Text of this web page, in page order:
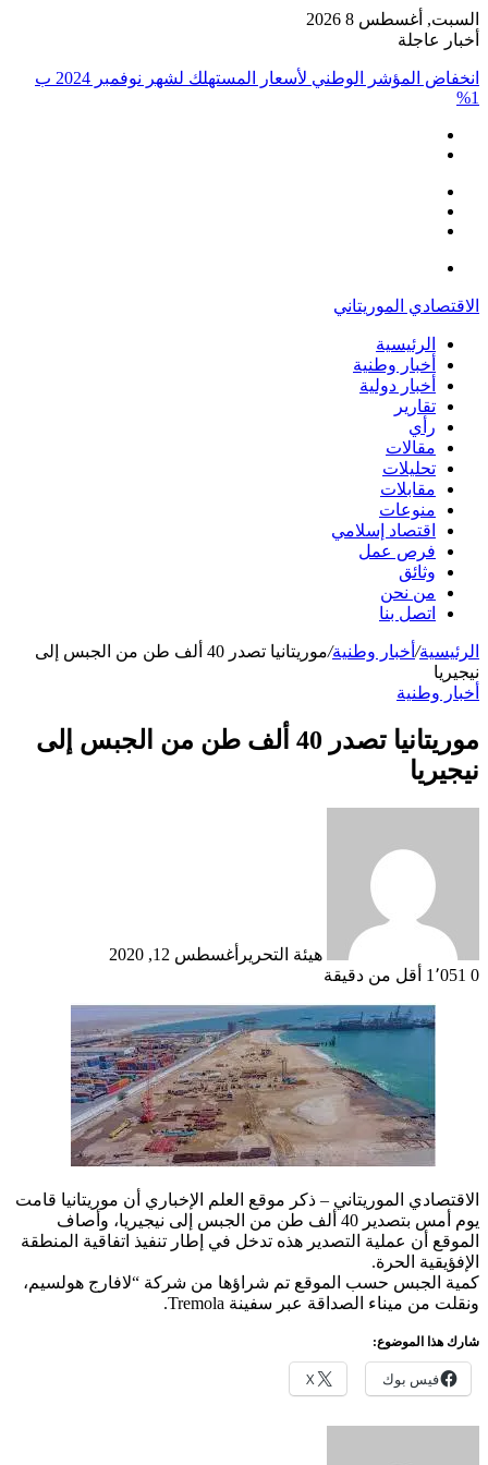
السبت, أغسطس 8 2026
أخبار عاجلة
انخفاض المؤشر الوطني لأسعار المستهلك لشهر نوفمبر 2024 ب
1%
الاقتصادي الموريتاني
الرئيسية
أخبار وطنية
أخبار دولية
تقارير
رأي
مقالات
تحليلات
مقابلات
منوعات
اقتصاد إسلامي
فرص عمل
وثائق
من نحن
اتصل بنا
الرئيسية/ أخبار وطنية/
موريتانيا تصدر 40 ألف طن من الجبس إلى
نيجيريا
أخبار وطنية
موريتانيا تصدر 40 ألف طن من الجبس إلى
نيجيريا
هيئة التحرير أغسطس 12, 2020
0
أقل من دقيقة
الاقتصادي الموريتاني – ذكر موقع العلم الإخباري أن موريتانيا قامت
يوم أمس بتصدير 40 ألف طن من الجبس إلى نيجيريا، وأصاف
الموقع أن عملية التصدير هذه تدخل في إطار تنفيذ اتفاقية المنطقة
الإفؤيقية الحرة.
كمية الجبس حسب الموقع تم شراؤها من شركة “لافارج هولسيم،
ونقلت من ميناء الصداقة عبر سفينة Tremola.
شارك هذا الموضوع:
فيس بوك X